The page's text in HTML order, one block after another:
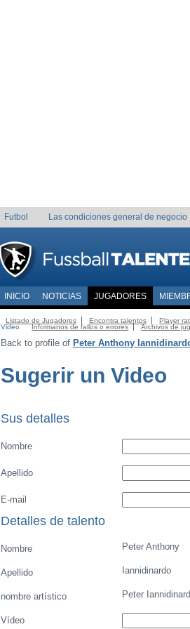
Futbol Las condiciones general de negocio
INICIO NOTICIAS JUGADORES
Listado de Jugadores Encontra talentos Player
Video
Informanos de fallos o errores Archivos de
Back to profile of Peter Anthony
Sugerir un Video
Sus detalles
Nombre
Apellido
E-mail
Detalles de talento
Nombre Peter Anthony
Apellido Iannidinardo
nombre artístico Peter
Vídeo